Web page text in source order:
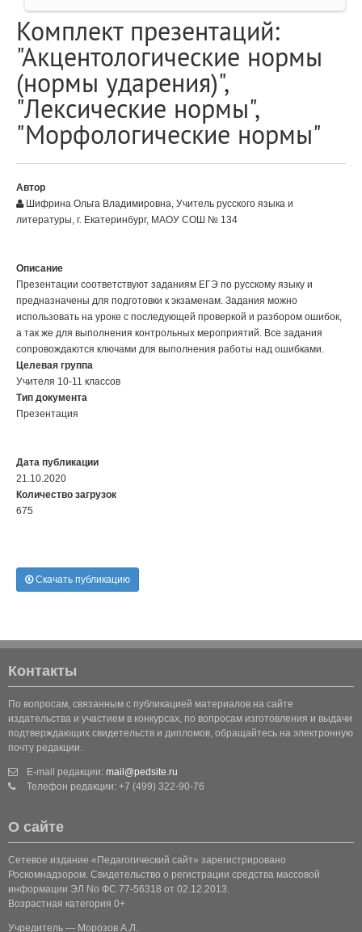
Комплект презентаций:
"Акцентологические нормы
(нормы ударения)",
"Лексические нормы",
"Морфологические нормы"
Автор
Шифрина Ольга Владимировна, Учитель русского языка и
литературы, г. Екатеринбург, МАОУ СОШ № 134
Описание
Презентации соответствуют заданиям ЕГЭ по русскому языку и
предназначены для подготовки к экзаменам. Задания можно
использовать на уроке с последующей проверкой и разбором ошибок,
а так же для выполнения контрольных мероприятий. Все задания
сопровождаются ключами для выполнения работы над ошибками.
Целевая группа
Учителя 10-11 классов
Тип документа
Презентация
Дата публикации
21.10.2020
Количество загрузок
675
Скачать публикацию
Контакты
По вопросам, связанным с публикацией материалов на сайте
издательства и участием в конкурсах, по вопросам изготовления и выдачи
подтверждающих свидетельств и дипломов, обращайтесь на электронную
почту редакции.
E-mail редакции: mail@pedsite.ru
Телефон редакции: +7 (499) 322-90-76
О сайте
Сетевое издание «Педагогический сайт» зарегистрировано
Роскомнадзором. Свидетельство о регистрации средства массовой
информации ЭЛ No ФС 77-56318 от 02.12.2013.
Возрастная категория 0+
Учредитель — Морозов А.Л.